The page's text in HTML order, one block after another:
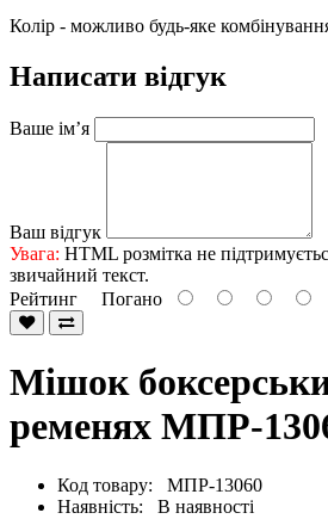
Колір - можливо будь-яке
Написати відгук
Ваше ім’я
Ваш відгук
Увага: HTML розмітка не
звичайний текст.
Рейтинг Погано
Мішок
ременях МПР-
Код товару: МПР-13060
Наявність: В наявності